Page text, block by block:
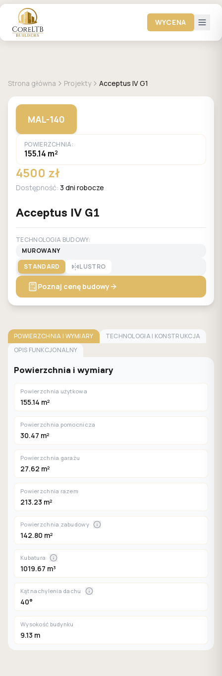
WYCENA
Strona główna Projekty Acceptus IV G1
MAL-140
POWIERZCHNIA:
155.14 m²
4500 zł
Dostępność: 3 dni robocze
Acceptus IV G1
TECHNOLOGIA BUDOWY:
MUROWANY
STANDARD
LUSTRO
Poznaj cenę budowy
POWIERZCHNIA I WYMIARY
TECHNOLOGIA I KONSTRUKCJA
OPIS FUNKCJONALNY
Powierzchnia i wymiary
Powierzchnia użytkowa
155.14 m²
Powierzchnia pomocnicza
30.47 m²
Powierzchnia garażu
27.62 m²
Powierzchnia razem
213.23 m²
Powierzchnia zabudowy
142.80 m²
Kubatura
1019.67 m³
Kąt nachylenia dachu
40°
Wysokość budynku
9.13 m